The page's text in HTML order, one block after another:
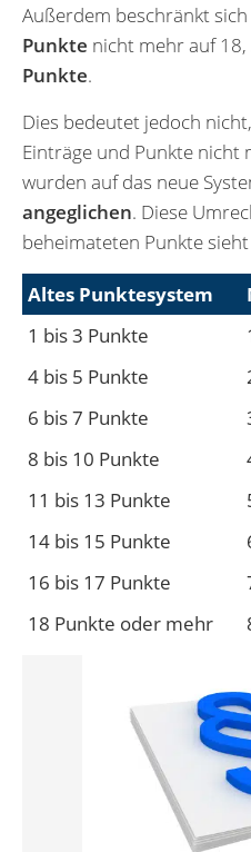
Außerdem beschränkt
Punkte nicht mehr auf
Punkte.
Dies bedeutet jedoch
Einträge und Punkte nicht
wurden auf das neue
angeglichen. Diese
beheimateten Punkte
Altes Punktesystem
1 bis 3 Punkte
4 bis 5 Punkte
6 bis 7 Punkte
8 bis 10 Punkte
11 bis 13 Punkte
14 bis 15 Punkte
16 bis 17 Punkte
18 Punkte oder mehr